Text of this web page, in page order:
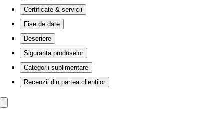
Certificate & servicii
Fișe de date
Descriere
Siguranța produselor
Categorii suplimentare
Recenzii din partea clienților